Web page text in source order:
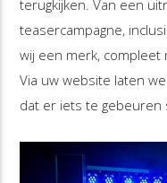
terugkijken. Van een
teasercampagne,
wij een merk, compleet
Via uw website laten
dat er iets te gebeuren